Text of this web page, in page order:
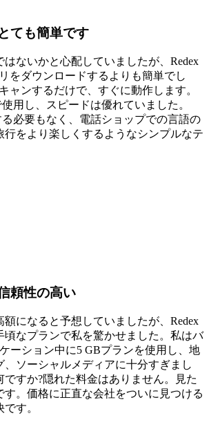
ても簡単です
ないかと心配していましたが、Redex
をダウンロードするよりも簡単でし
ャンするだけで、すぐに動作します。
用し、スピードは優れていました。
必要もなく、電話ショップでの言語の
行をより楽しくするようなシンプルなテ
頼性の高い
になると予想していましたが、Redex
頃なプランで私を驚かせました。私はバ
ーション中に5 GBプランを使用し、地
、ソーシャルメディアに十分すぎまし
ですか?隠れた料金はありません。見た
す。価格に正直な会社をついに見つける
す。